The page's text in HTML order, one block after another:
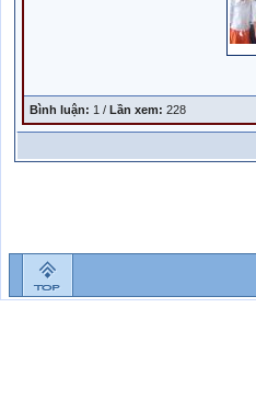
Bình luận: 1 / Lần xem: 228